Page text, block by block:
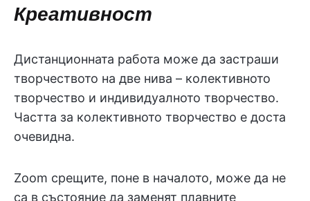
Креативност
Дистанционната работа може да застраши
творчеството на две нива – колективното
творчество и индивидуалното творчество.
Частта за колективното творчество е доста
очевидна.
Zoom срещите, поне в началото, може да не
са в състояние да заменят плавните